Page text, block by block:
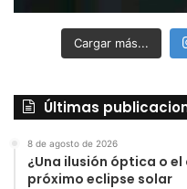
Cargar más...
Últimas
8 de agosto de 2026
¿Una ilusión óptica o el
próximo eclipse solar